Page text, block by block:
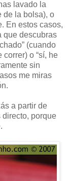
lavado la
de la bolsa), o
En estos casos,
que descubras
(cuando
o “sí, he
sin
me miras
a partir de
directo, porque